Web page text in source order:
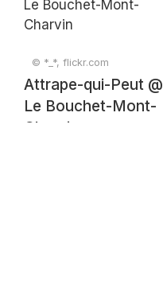
© *_*, flickr.com
Attrape-qui-Peut @
Le Bouchet-Mont-
Charvin